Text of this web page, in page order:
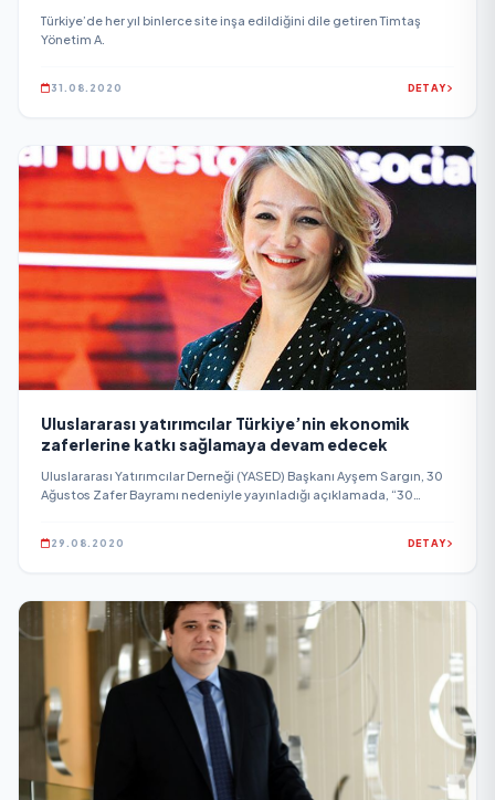
Türkiye’de her yıl binlerce site inşa edildiğini dile getiren Timtaş
Yönetim A.
31.08.2020 DETAY
Uluslararası yatırımcılar Türkiye’nin ekonomik
zaferlerine katkı sağlamaya devam edecek
Uluslararası Yatırımcılar Derneği (YASED) Başkanı Ayşem Sargın, 30
Ağustos Zafer Bayramı nedeniyle yayınladığı açıklamada, “30
29.08.2020 DETAY